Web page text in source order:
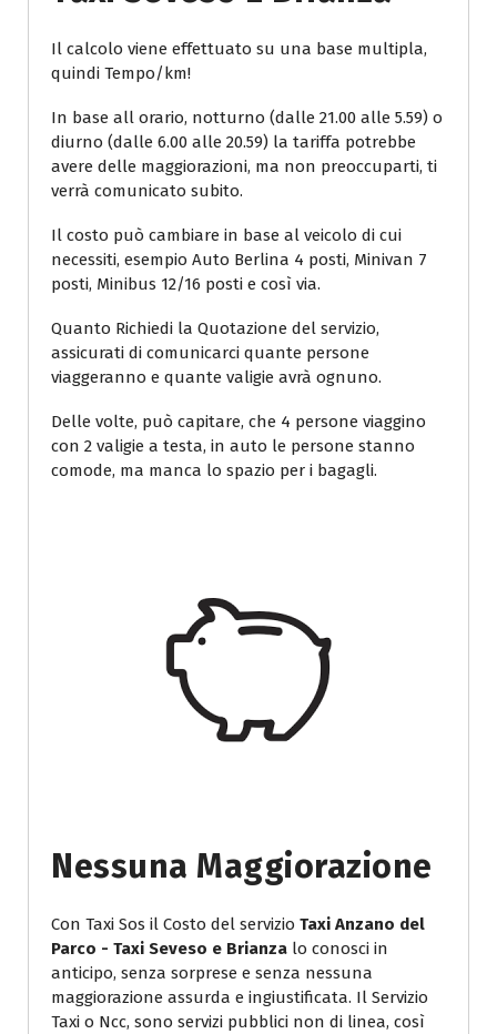
Il calcolo viene effettuato su una base multipla,
quindi Tempo/km!
In base all orario, notturno (dalle 21.00 alle 5.59) o
diurno (dalle 6.00 alle 20.59) la tariffa potrebbe
avere delle maggiorazioni, ma non preoccuparti, ti
verrà comunicato subito.
Il costo può cambiare in base al veicolo di cui
necessiti, esempio Auto Berlina 4 posti, Minivan 7
posti, Minibus 12/16 posti e così via.
Quanto Richiedi la Quotazione del servizio,
assicurati di comunicarci quante persone
viaggeranno e quante valigie avrà ognuno.
Delle volte, può capitare, che 4 persone viaggino
con 2 valigie a testa, in auto le persone stanno
comode, ma manca lo spazio per i bagagli.
Nessuna Maggiorazione
Con Taxi Sos il Costo del servizio Taxi Anzano del
Parco - Taxi Seveso e Brianza lo conosci in
anticipo, senza sorprese e senza nessuna
maggiorazione assurda e ingiustificata. Il Servizio
Taxi o Ncc, sono servizi pubblici non di linea, così